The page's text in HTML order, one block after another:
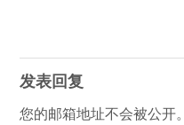
发表回复
您的邮箱地址不会被公开。